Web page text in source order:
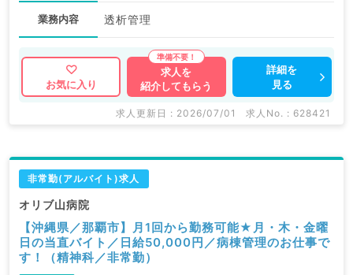
業務内容 透析管理
お気に入り
求人を
紹介してもらう
詳細を
見る
求人更新日 : 2026/07/01 求人No. : 628421
非常勤(アルバイト)求人
オリブ山病院
【沖縄県／那覇市】月1回から勤務可能★月・木・金曜
日の当直バイト／日給50,000円／病棟管理のお仕事で
す！（精神科／非常勤）